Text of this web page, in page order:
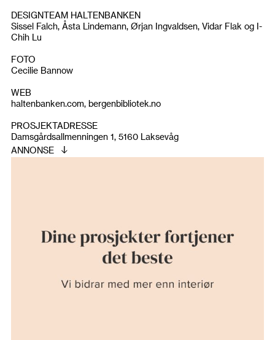
DESIGNTEAM HALTENBANKEN
Sissel Falch, Åsta Lindemann, Ørjan Ingvaldsen, Vidar Flak og I-
Chih Lu
FOTO
Cecilie Bannow
WEB
haltenbanken.com, bergenbibliotek.no
PROSJEKTADRESSE
Damsgårdsallmenningen 1, 5160 Laksevåg